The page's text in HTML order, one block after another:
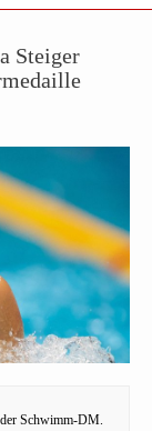
Steiger
der Schwimm-DM.